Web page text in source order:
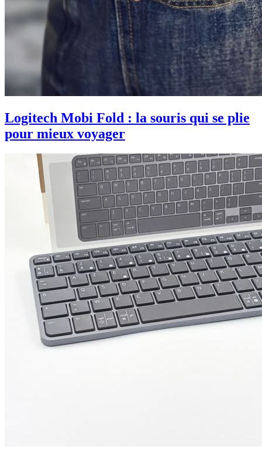
Logitech Mobi Fold : la souris qui se plie
pour mieux voyager